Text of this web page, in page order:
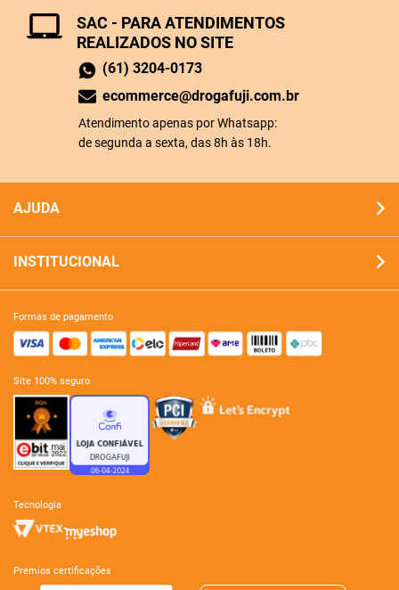
SAC - PARA ATENDIMENTOS
REALIZADOS NO SITE
(61) 3204-0173
ecommerce@drogafuji.com.br
Atendimento apenas por Whatsapp:
de segunda a sexta, das 8h às 18h.
AJUDA
INSTITUCIONAL
formas de pagamento
site 100% seguro
tecnologia
premios certificações